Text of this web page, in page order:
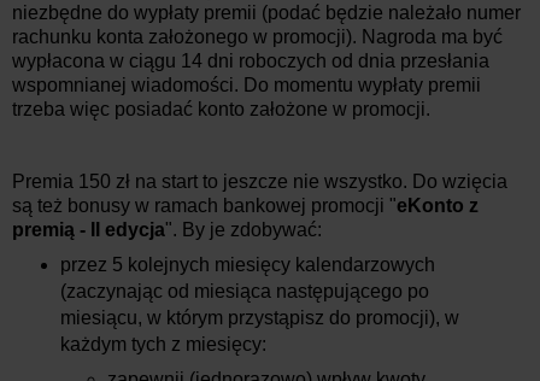
niezbędne do wypłaty premii (podać będzie należało numer
rachunku konta założonego w promocji). Nagroda ma być
wypłacona w ciągu 14 dni roboczych od dnia przesłania
wspomnianej wiadomości. Do momentu wypłaty premii
trzeba więc posiadać konto założone w promocji.
Premia 150 zł na start to jeszcze nie wszystko. Do wzięcia
są też bonusy w ramach bankowej promocji "eKonto z
premią - II edycja". By je zdobywać:
przez 5 kolejnych miesięcy kalendarzowych
(zaczynając od miesiąca następującego po
miesiącu, w którym przystąpisz do promocji), w
każdym tych z miesięcy: